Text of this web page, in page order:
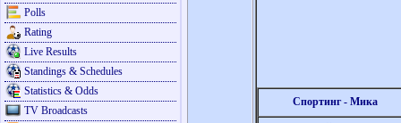
Polls
Rating
Live Results
Standings & Schedules
Statistics & Odds
TV Broadcasts
Спортинг - Мика